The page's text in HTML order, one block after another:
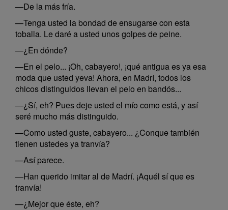
—De la más fría.
—Tenga usted la bondad de ensugarse con esta
toballa. Le daré a usted unos golpes de peine.
—¿En dónde?
—En el pelo... ¡Oh, cabayero!, ¡qué antigua es ya esa
moda que usted yeva! Ahora, en Madrí, todos los
chicos distinguidos llevan el pelo en bandós...
—¿Sí, eh? Pues deje usted el mío como está, y así
seré mucho más distinguido.
—Como usted guste, cabayero... ¿Conque también
tienen ustedes ya tranvía?
—Así parece.
—Han querido imitar al de Madrí. ¡Aquél sí que es
tranvía!
—¿Mejor que éste, eh?